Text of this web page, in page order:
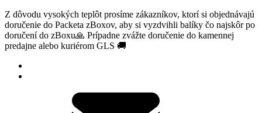
Z dôvodu vysokých teplôt prosíme zákazníkov, ktorí si objednávajú
doručenie do Packeta zBoxov, aby si vyzdvihli balíky čo najskôr po
doručení do zBoxu🙏 Prípadne zvážte doručenie do kamennej
predajne alebo kuriérom GLS 🚚